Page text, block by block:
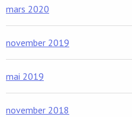
mars 2020
november 2019
mai 2019
november 2018